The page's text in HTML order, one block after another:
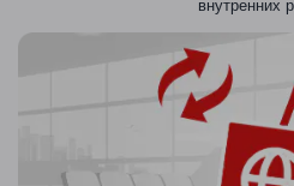
внутренних